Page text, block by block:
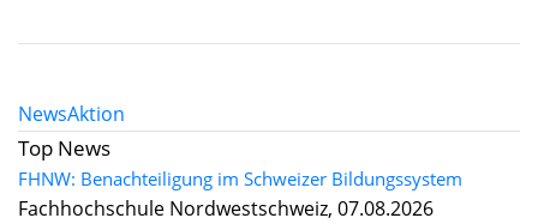
NewsAktion
Top News
FHNW: Benachteiligung im Schweizer Bildungssystem
Fachhochschule Nordwestschweiz, 07.08.2026